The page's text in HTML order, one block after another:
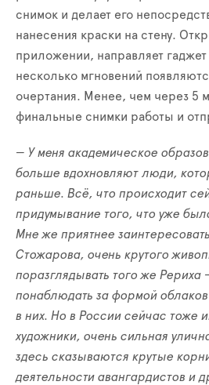
снимок и делает его
нанесения краски на стену.
приложении, направляет гаджет
несколько мгновений
очертания. Менее, чем через 5
финальные снимки работы и
— У меня академическое
больше вдохновляют люди,
раньше. Всё, что происходит
придумывание того, что уже
Мне же приятнее
Стожарова, очень крутого
поразглядывать того же Рериха
понаблюдать за формой
в них. Но в России сейчас тоже
художники, очень сильная
здесь сказываются крутые
деятельности авангардистов и